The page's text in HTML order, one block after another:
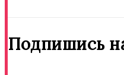
Подпишись